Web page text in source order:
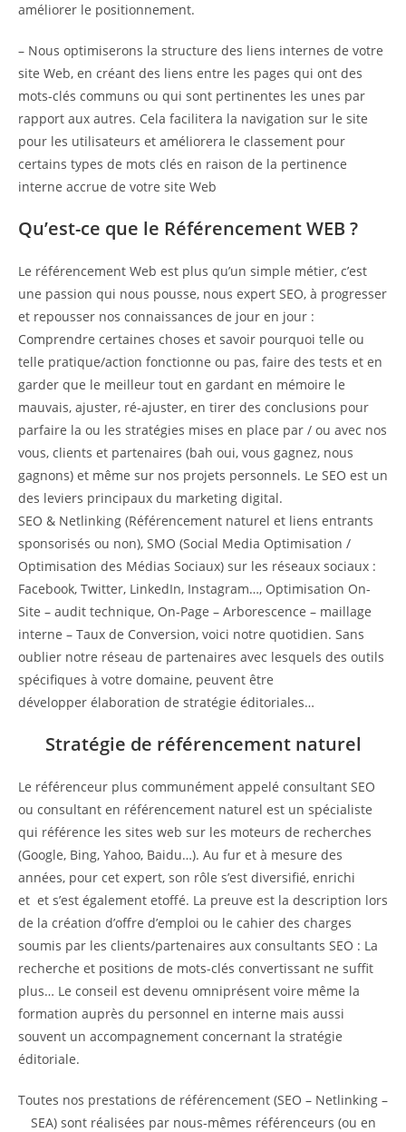
améliorer le positionnement.
– Nous optimiserons la structure des liens internes de votre
site Web, en créant des liens entre les pages qui ont des
mots-clés communs ou qui sont pertinentes les unes par
rapport aux autres. Cela facilitera la navigation sur le site
pour les utilisateurs et améliorera le classement pour
certains types de mots clés en raison de la pertinence
interne accrue de votre site Web
Qu’est-ce que le Référencement WEB ?
Le référencement Web est plus qu’un simple métier, c’est
une passion qui nous pousse, nous expert SEO, à progresser
et repousser nos connaissances de jour en jour :
Comprendre certaines choses et savoir pourquoi telle ou
telle pratique/action fonctionne ou pas, faire des tests et en
garder que le meilleur tout en gardant en mémoire le
mauvais, ajuster, ré-ajuster, en tirer des conclusions pour
parfaire la ou les stratégies mises en place par / ou avec nos
vous, clients et partenaires (bah oui, vous gagnez, nous
gagnons) et même sur nos projets personnels. Le SEO est un
des leviers principaux du marketing digital.
SEO & Netlinking (Référencement naturel et liens entrants
sponsorisés ou non), SMO (Social Media Optimisation /
Optimisation des Médias Sociaux) sur les réseaux sociaux :
Facebook, Twitter, LinkedIn, Instagram…, Optimisation On-
Site – audit technique, On-Page – Arborescence – maillage
interne – Taux de Conversion, voici notre quotidien. Sans
oublier notre réseau de partenaires avec lesquels des outils
spécifiques à votre domaine, peuvent être
développer élaboration de stratégie éditoriales…
Stratégie de référencement naturel
Le référenceur plus communément appelé consultant SEO
ou consultant en référencement naturel est un spécialiste
qui référence les sites web sur les moteurs de recherches
(Google, Bing, Yahoo, Baidu…). Au fur et à mesure des
années, pour cet expert, son rôle s’est diversifié, enrichi
et et s’est également etoffé. La preuve est la description lors
de la création d’offre d’emploi ou le cahier des charges
soumis par les clients/partenaires aux consultants SEO : La
recherche et positions de mots-clés convertissant ne suffit
plus… Le conseil est devenu omniprésent voire même la
formation auprès du personnel en interne mais aussi
souvent un accompagnement concernant la stratégie
éditoriale.
Toutes nos prestations de référencement (SEO – Netlinking –
SEA) sont réalisées par nous-mêmes référenceurs (ou en